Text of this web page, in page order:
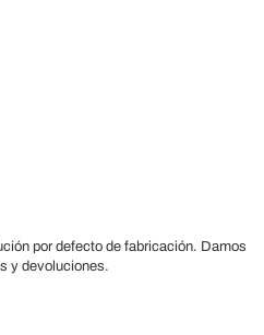
por defecto de fabricación. Damos
y devoluciones.